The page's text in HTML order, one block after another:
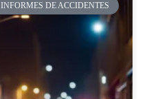
INFORMES DE ACCIDENTES